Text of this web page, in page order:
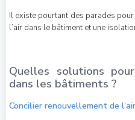
Il existe pourtant des parades
l’air dans le bâtiment et une
Quelles solutions
dans les bâtiments ?
Concilier renouvellement de